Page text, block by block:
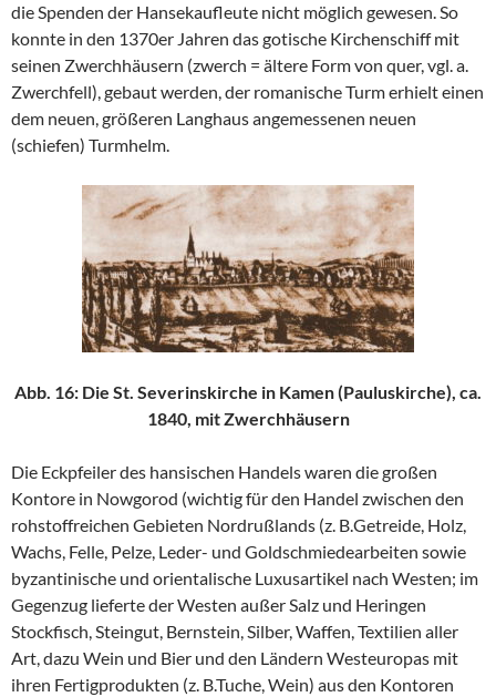
die Spenden der Hansekaufleute nicht möglich gewesen. So
konnte in den 1370er Jahren das gotische Kirchenschiff mit
seinen Zwerchhäusern (zwerch = ältere Form von quer, vgl. a.
Zwerchfell), gebaut werden, der romanische Turm erhielt einen
dem neuen, größeren Langhaus angemessenen neuen
(schiefen) Turmhelm.
Abb. 16: Die St. Severinskirche in Kamen (Pauluskirche), ca.
1840, mit Zwerchhäusern
Die Eckpfeiler des hansischen Handels waren die großen
Kontore in Nowgorod (wichtig für den Handel zwischen den
rohstoffreichen Gebieten Nordrußlands (z. B.Getreide, Holz,
Wachs, Felle, Pelze, Leder- und Goldschmiedearbeiten sowie
byzantinische und orientalische Luxusartikel nach Westen; im
Gegenzug lieferte der Westen außer Salz und Heringen
Stockfisch, Steingut, Bernstein, Silber, Waffen, Textilien aller
Art, dazu Wein und Bier und den Ländern Westeuropas mit
ihren Fertigprodukten (z. B.Tuche, Wein) aus den Kontoren